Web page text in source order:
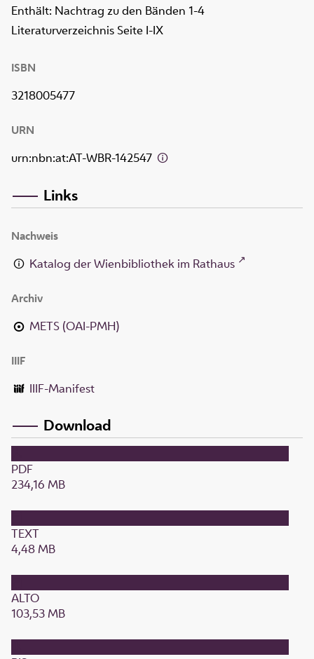
Enthält: Nachtrag zu den Bänden 1-4
Literaturverzeichnis Seite I-IX
ISBN
3218005477
URN
urn:nbn:at:AT-WBR-142547
Links
Nachweis
Katalog der Wienbibliothek im Rathaus
Archiv
METS (OAI-PMH)
IIIF
IIIF-Manifest
Download
PDF
234,16 MB
TEXT
4,48 MB
ALTO
103,53 MB